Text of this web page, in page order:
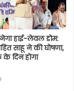
हाई-लेवल डोम:
साहू ने की घोषणा,
दिन होगा